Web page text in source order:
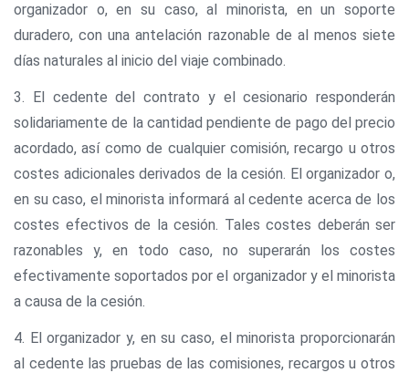
organizador o, en su caso, al minorista, en un soporte
duradero, con una antelación razonable de al menos siete
días naturales al inicio del viaje combinado.
3. El cedente del contrato y el cesionario responderán
solidariamente de la cantidad pendiente de pago del precio
acordado, así como de cualquier comisión, recargo u otros
costes adicionales derivados de la cesión. El organizador o,
en su caso, el minorista informará al cedente acerca de los
costes efectivos de la cesión. Tales costes deberán ser
razonables y, en todo caso, no superarán los costes
efectivamente soportados por el organizador y el minorista
a causa de la cesión.
4. El organizador y, en su caso, el minorista proporcionarán
al cedente las pruebas de las comisiones, recargos u otros